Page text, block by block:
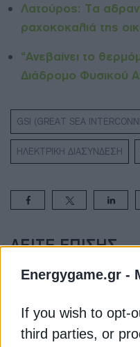
Energygame.gr -
If you wish to opt-
third parties, or
Λατούρος: Τα
ραχοκοκαλιά της
“Ανεβαίνει το
Διάδρομο Φυσικού
GSI (GREAT SEA
ΗΛΕΚΤΡΙΚΗ ΔΙΑΣΥΝΔΕΣΗ
ΔΕΊΤΕ ΕΠΊΣΗΣ